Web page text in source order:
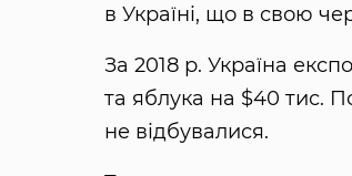
в Україні, що в свою
За 2018 р. Україна
та яблука на $40 тис.
не відбувалися.